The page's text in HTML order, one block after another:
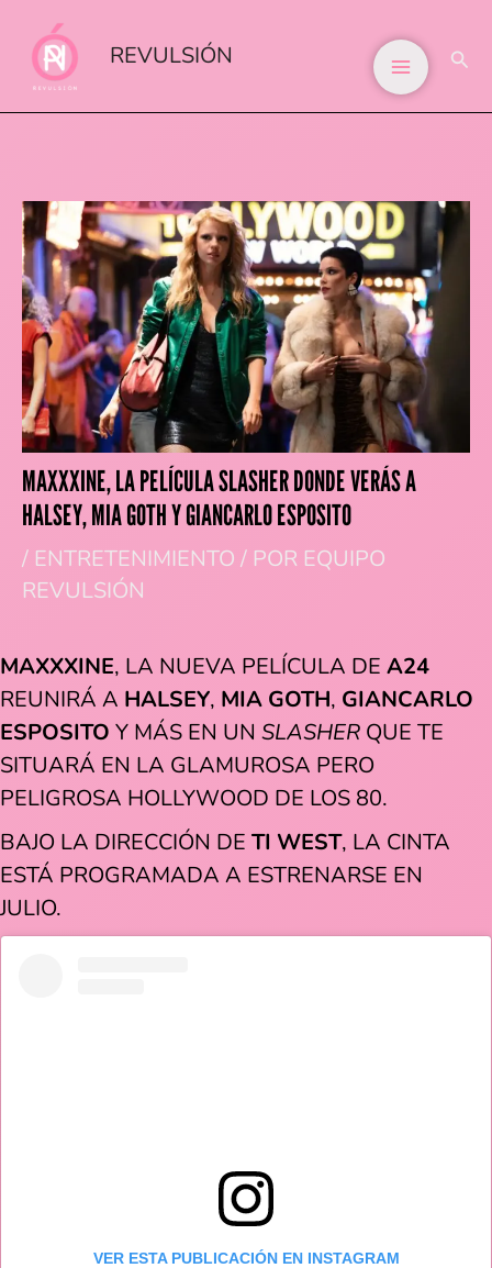
CONTENIDO
REVULSIÓN
MAXXXINE, LA PELÍCULA SLASHER DONDE VERÁS A
HALSEY, MIA GOTH Y GIANCARLO ESPOSITO
/ ENTRETENIMIENTO / POR EQUIPO
REVULSIÓN
MAXXXINE, LA NUEVA PELÍCULA DE A24
REUNIRÁ A HALSEY, MIA GOTH, GIANCARLO
ESPOSITO Y MÁS EN UN SLASHER QUE TE
SITUARÁ EN LA GLAMUROSA PERO
PELIGROSA HOLLYWOOD DE LOS 80.
BAJO LA DIRECCIÓN DE TI WEST, LA CINTA
ESTÁ PROGRAMADA A ESTRENARSE EN
JULIO.
VER ESTA PUBLICACIÓN EN INSTAGRAM